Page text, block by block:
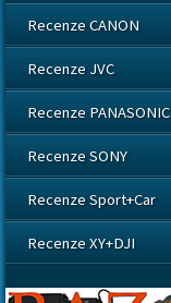
Recenze CANON
Recenze JVC
Recenze PANASONIC
Recenze SONY
Recenze Sport+Car
Recenze XY+DJI